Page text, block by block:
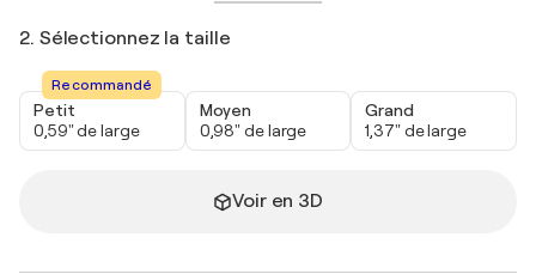
2. Sélectionnez la taille
Recommandé
Petit
0,59" de large
Moyen
0,98" de large
Grand
1,37" de large
Voir en 3D